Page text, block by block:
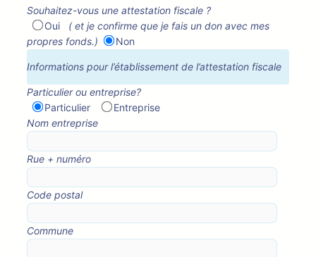
Souhaitez-vous une attestation fiscale ?
Oui
( et je confirme que je fais un don avec mes
propres fonds.)
Non
Informations pour l’établissement de l’attestation fiscale
Particulier ou entreprise?
Particulier
Entreprise
Nom entreprise
Rue + numéro
Code postal
Commune